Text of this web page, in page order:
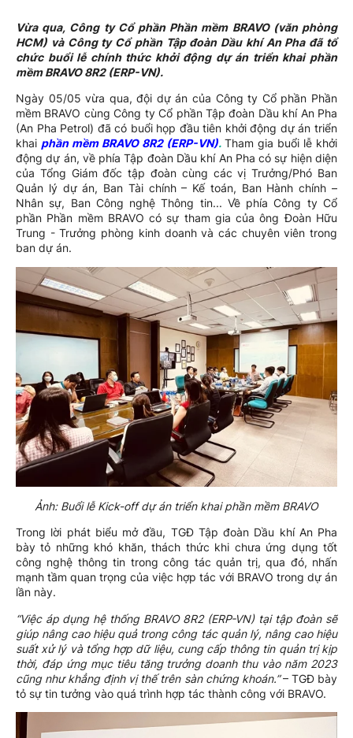
Vừa qua, Công ty Cổ phần Phần mềm BRAVO (văn phòng
HCM) và Công ty Cổ phần Tập đoàn Dầu khí An Pha đã tổ
chức buổi lễ chính thức khởi động dự án triển khai phần
mềm BRAVO 8R2 (ERP-VN).
Ngày 05/05 vừa qua, đội dự án của Công ty Cổ phần Phần
mềm BRAVO cùng Công ty Cổ phần Tập đoàn Dầu khí An Pha
(An Pha Petrol) đã có buổi họp đầu tiên khởi động dự án triển
khai phần mềm BRAVO 8R2 (ERP-VN).Tham gia buổi lễ khởi
động dự án, về phía Tập đoàn Dầu khí An Pha có sự hiện diện
của Tổng Giám đốc tập đoàn cùng các vị Trưởng/Phó Ban
Quản lý dự án, Ban Tài chính – Kế toán, Ban Hành chính –
Nhân sự, Ban Công nghệ Thông tin... Về phía Công ty Cổ
phần Phần mềm BRAVO có sự tham gia của ông Đoàn Hữu
Trung - Trưởng phòng kinh doanh và các chuyên viên trong
ban dự án.
Ảnh: Buổi lễ Kick-off dự án triển khai phần mềm BRAVO
Trong lời phát biểu mở đầu, TGĐ Tập đoàn Dầu khí An Pha
bày tỏ những khó khăn, thách thức khi chưa ứng dụng tốt
công nghệ thông tin trong công tác quản trị, qua đó, nhấn
mạnh tầm quan trọng của việc hợp tác với BRAVO trong dự án
lần này.
“Việc áp dụng hệ thống BRAVO 8R2 (ERP-VN) tại tập đoàn sẽ
giúp nâng cao hiệu quả trong công tác quản lý, nâng cao hiệu
suất xử lý và tổng hợp dữ liệu, cung cấp thông tin quản trị kịp
thời, đáp ứng mục tiêu tăng trưởng doanh thu vào năm 2023
cũng như khẳng định vị thế trên sàn chứng khoán.”– TGĐ bày
tỏ sự tin tưởng vào quá trình hợp tác thành công với BRAVO.